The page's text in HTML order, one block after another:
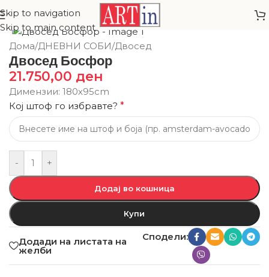
Skip to navigation
Skip to main content
Дома/ДНЕВНИ СОБИ/Двосед
Двосед Босфор
21.750,00 ден
Димензии: 180х95cm
Кој штоф го избравте? *
- +
Додај во кошница
Купи
Додади на листата на
желби
Сподели: